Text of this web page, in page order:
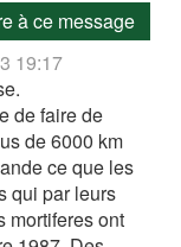
à ce message
19:17
de faire de
de 6000 km
ce que les
qui par leurs
mortiferes ont